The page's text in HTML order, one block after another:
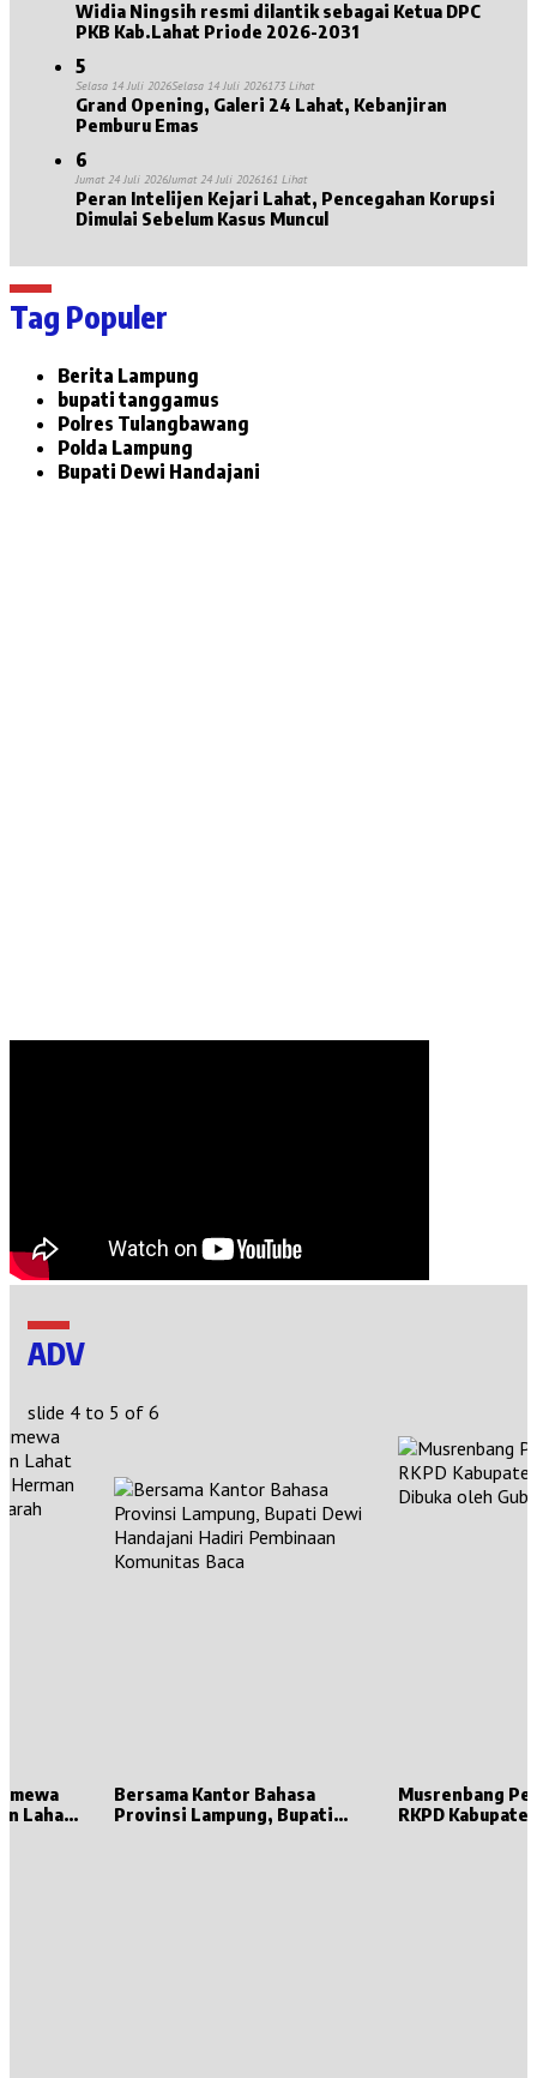
Widia Ningsih resmi dilantik sebagai Ketua DPC
PKB Kab.Lahat Priode 2026-2031
5
Selasa 14 Juli 2026Selasa 14 Juli 2026173 Lihat
Grand Opening, Galeri 24 Lahat, Kebanjiran
Pemburu Emas
6
Jumat 24 Juli 2026Jumat 24 Juli 2026161 Lihat
Peran Intelijen Kejari Lahat, Pencegahan Korupsi
Dimulai Sebelum Kasus Muncul
Tag Populer
Berita Lampung
bupati tanggamus
Polres Tulangbawang
Polda Lampung
Bupati Dewi Handajani
ADV
slide 4 to 5 of 6
Lahat
Bersama Kantor Bahasa
Provinsi Lampung, Bupati
Musrenbang
RKPD